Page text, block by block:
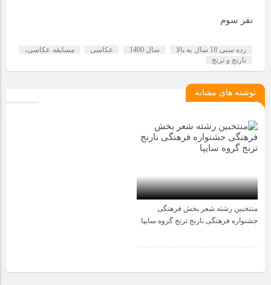
نفر سوم
رده سنی 18 سال به بالا سال 1400 عکاسی
مسابقه عکاسی،
نارنج و ترنج
نوشته های مشابه
3 سال قبل
منتخبین رشته شعر بخش فرهنگی
جشنواره فرهنگی نارنج ترنج گروه سایپا